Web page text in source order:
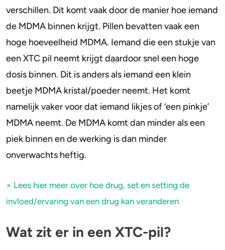
verschillen. Dit komt vaak door de manier hoe iemand
de MDMA binnen krijgt. Pillen bevatten vaak een
hoge hoeveelheid MDMA. Iemand die een stukje van
een XTC pil neemt krijgt daardoor snel een hoge
dosis binnen. Dit is anders als iemand een klein
beetje MDMA kristal/poeder neemt. Het komt
namelijk vaker voor dat iemand likjes of ‘een pinkje’
MDMA neemt. De MDMA komt dan minder als een
piek binnen en de werking is dan minder
onverwachts heftig.
> Lees hier meer over hoe drug, set en setting de
invloed/ervaring van een drug kan veranderen
Wat zit er in een XTC-pil?